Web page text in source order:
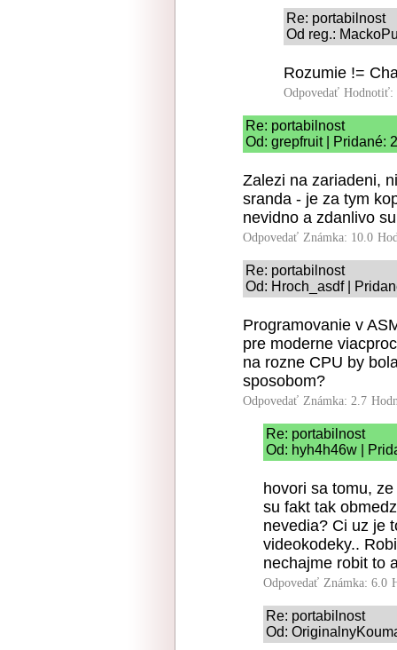
Re: portabilnost
Od reg.:
Rozumie !=
Odpovedať Hodnotiť:
Re: portabilnost
Od: grepfruit | Pridané:
Zalezi na zariadeni,
sranda - je za tym
nevidno a zdanlivo
Odpovedať Známka: 10.0
Re: portabilnost
Od: Hroch_asdf |
Programovanie v
pre moderne
na rozne CPU by
sposobom?
Odpovedať Známka: 2.7
Re: portabilnost
Od: hyh4h46w |
hovori sa tomu,
su fakt tak
nevedia? Ci uz je
videokodeky..
nechajme robit to
Odpovedať Známka: 6.0
Re: portabilnost
Od: